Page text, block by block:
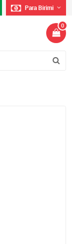
Para Birimi
0